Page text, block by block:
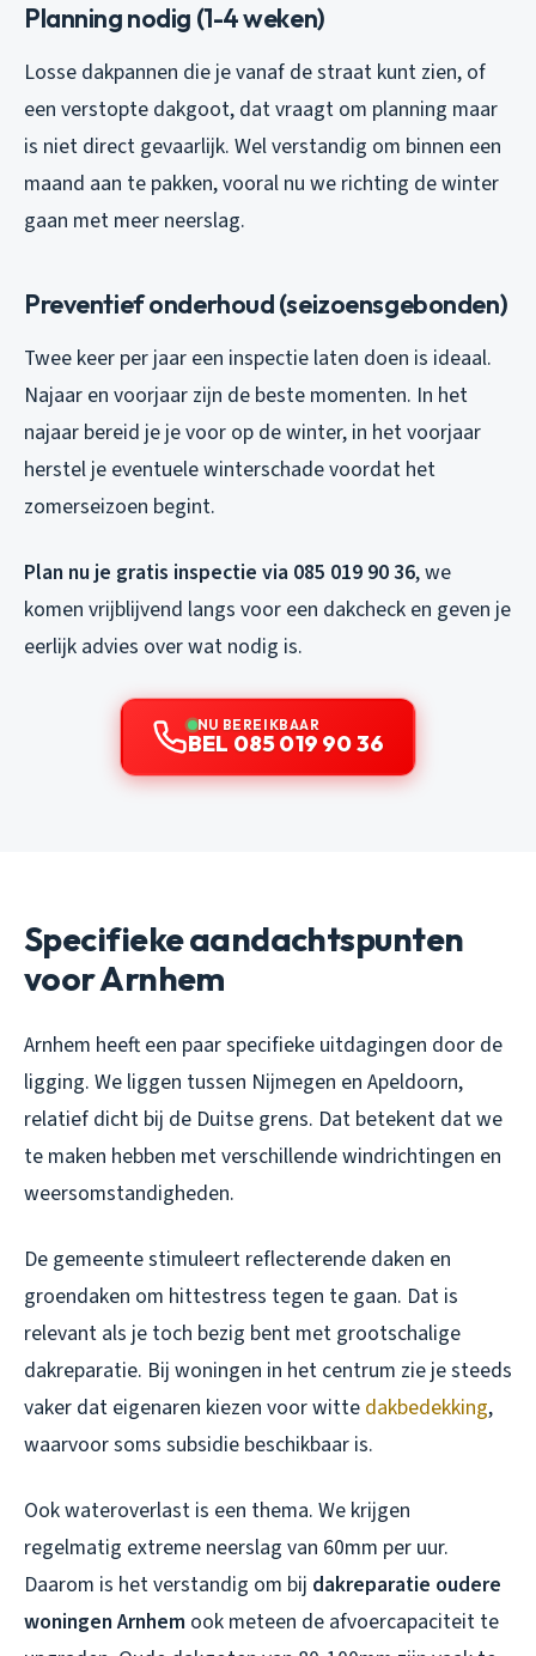
Planning nodig (1-4 weken)
Losse dakpannen die je vanaf de straat kunt zien, of
een verstopte dakgoot, dat vraagt om planning maar
is niet direct gevaarlijk. Wel verstandig om binnen een
maand aan te pakken, vooral nu we richting de winter
gaan met meer neerslag.
Preventief onderhoud (seizoensgebonden)
Twee keer per jaar een inspectie laten doen is ideaal.
Najaar en voorjaar zijn de beste momenten. In het
najaar bereid je je voor op de winter, in het voorjaar
herstel je eventuele winterschade voordat het
zomerseizoen begint.
Plan nu je gratis inspectie via 085 019 90 36, we
komen vrijblijvend langs voor een dakcheck en geven je
eerlijk advies over wat nodig is.
NU BEREIKBAAR
BEL 085 019 90 36
Specifieke aandachtspunten
voor Arnhem
Arnhem heeft een paar specifieke uitdagingen door de
ligging. We liggen tussen Nijmegen en Apeldoorn,
relatief dicht bij de Duitse grens. Dat betekent dat we
te maken hebben met verschillende windrichtingen en
weersomstandigheden.
De gemeente stimuleert reflecterende daken en
groendaken om hittestress tegen te gaan. Dat is
relevant als je toch bezig bent met grootschalige
dakreparatie. Bij woningen in het centrum zie je steeds
vaker dat eigenaren kiezen voor witte dakbedekking,
waarvoor soms subsidie beschikbaar is.
Ook wateroverlast is een thema. We krijgen
regelmatig extreme neerslag van 60mm per uur.
Daarom is het verstandig om bij dakreparatie oudere
woningen Arnhem ook meteen de afvoercapaciteit te